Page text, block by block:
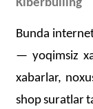
Kiberbulling
Bunda
— yoqimsiz
xabarlar,
shopsuratlar